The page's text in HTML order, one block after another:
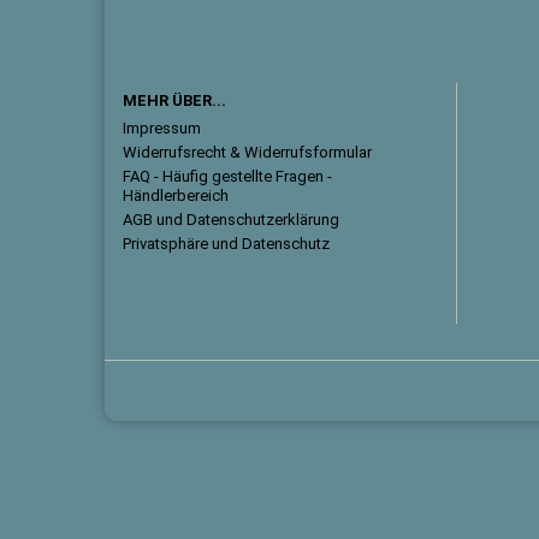
MEHR ÜBER...
Impressum
Widerrufsrecht & Widerrufsformular
FAQ - Häufig gestellte Fragen -
Händlerbereich
AGB und Datenschutzerklärung
Privatsphäre und Datenschutz